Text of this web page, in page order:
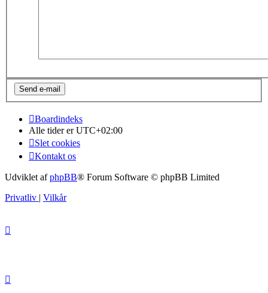
Boardindeks
Alle tider erUTC+02:00
Slet cookies
Kontakt os
Udviklet afphpBB® Forum Software © phpBB Limited
Privatliv
Vilkår